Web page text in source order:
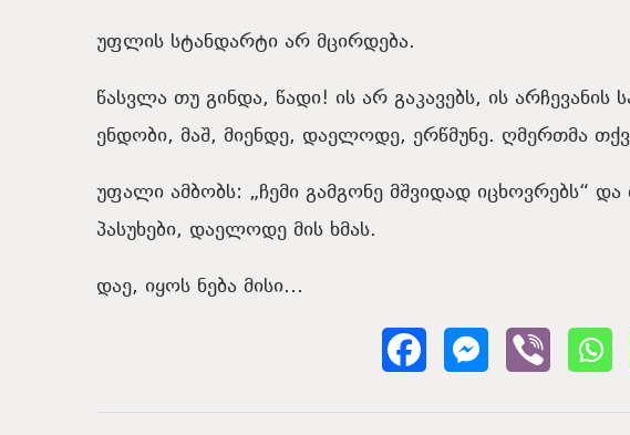
უფლის სტანდარტი არ მცირდება.
წასვლა თუ გინდა, წადი! ის არ გაკავებს, ის არჩევანის
ენდობი, მაშ, მიენდე, დაელოდე, ერწმუნე. ღმერთმა
უფალი ამბობს: „ჩემი გამგონე მშვიდად იცხოვრებს“ და
პასუხები, დაელოდე მის ხმას.
დაე, იყოს ნება მისი…